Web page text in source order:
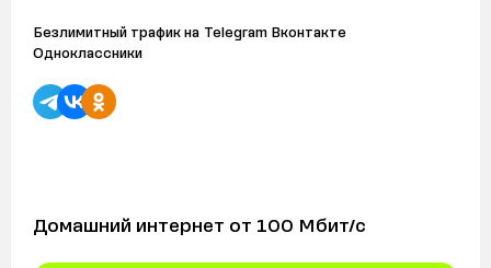
Безлимитный трафик на Telegram Вконтакте
Одноклассники
Домашний интернет от 100 Мбит/с